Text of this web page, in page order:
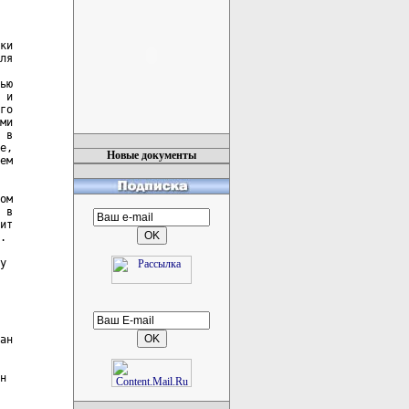
и
в
в
Новые документы